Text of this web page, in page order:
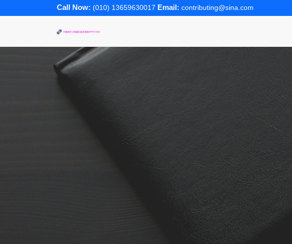
Call Now: (010) 13659630017 Email: contributing@sina.com